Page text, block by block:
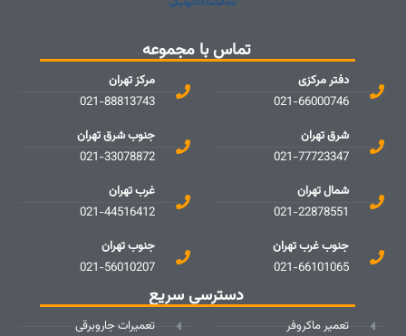
تماس با مجموعه
دفتر مرکزی
021-66000746
شرق تهران
021-77723347
شمال تهران
021-22878551
جنوب غرب تهران
021-66101065
مرکز تهران
021-88813743
جنوب شرق تهران
021-33078872
غرب تهران
021-44516412
جنوب تهران
021-56010207
دسترسی سریع
تعمیر ماکروفر تعمیرات جاروبرقی